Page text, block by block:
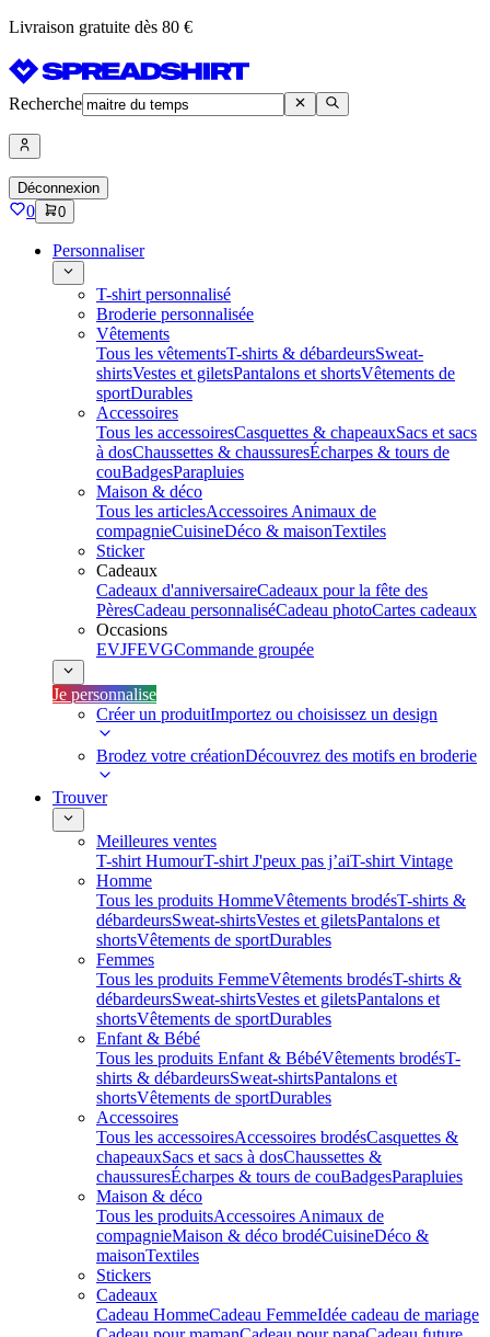
Livraison gratuite dès 80 €
Recherche
Déconnexion
0 0
Personnaliser
T-shirt personnalisé
Broderie personnalisée
Vêtements
Tous les vêtementsT-shirts & débardeursSweat-
shirtsVestes et giletsPantalons et shortsVêtements de
sportDurables
Accessoires
Tous les accessoiresCasquettes & chapeauxSacs et sacs
à dosChaussettes & chaussuresÉcharpes & tours de
couBadgesParapluies
Maison & déco
Tous les articlesAccessoires Animaux de
compagnieCuisineDéco & maisonTextiles
Sticker
Cadeaux
Cadeaux d'anniversaireCadeaux pour la fête des
PèresCadeau personnaliséCadeau photoCartes cadeaux
Occasions
EVJFEVGCommande groupée
Je personnalise
Créer un produitImportez ou choisissez un design
Brodez votre créationDécouvrez des motifs en broderie
Trouver
Meilleures ventes
T-shirt HumourT-shirt J'peux pas j’aiT-shirt Vintage
Homme
Tous les produits HommeVêtements brodésT-shirts &
débardeursSweat-shirtsVestes et giletsPantalons et
shortsVêtements de sportDurables
Femmes
Tous les produits FemmeVêtements brodésT-shirts &
débardeursSweat-shirtsVestes et giletsPantalons et
shortsVêtements de sportDurables
Enfant & Bébé
Tous les produits Enfant & BébéVêtements brodésT-
shirts & débardeursSweat-shirtsPantalons et
shortsVêtements de sportDurables
Accessoires
Tous les accessoiresAccessoires brodésCasquettes &
chapeauxSacs et sacs à dosChaussettes &
chaussuresÉcharpes & tours de couBadgesParapluies
Maison & déco
Tous les produitsAccessoires Animaux de
compagnieMaison & déco brodéCuisineDéco &
maisonTextiles
Stickers
Cadeaux
Cadeau HommeCadeau FemmeIdée cadeau de mariage​